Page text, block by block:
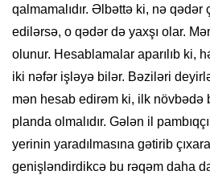
qalmamalıdır. Əlbəttə ki, nə
edilərsə, o qədər də yaxşı olar.
olunur. Hesablamalar aparılıb ki,
iki nəfər işləyə bilər. Bəziləri
mən hesab edirəm ki, ilk növbədə
planda olmalıdır. Gələn il
yerinin yaradılmasına gətirib
genişləndirdikcə bu rəqəm daha